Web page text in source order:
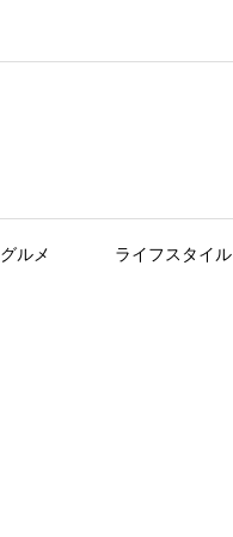
グルメ ライフスタイル